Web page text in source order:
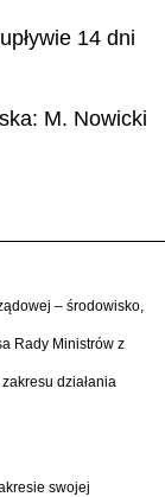
14 dni
M. Nowicki
– środowisko,
Rady Ministrów z
działania
swojej